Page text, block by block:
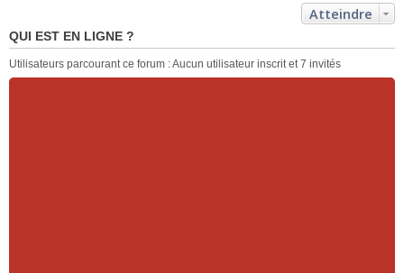
Atteindre
QUI EST EN LIGNE ?
Utilisateurs parcourant ce forum : Aucun utilisateur inscrit et 7 invités